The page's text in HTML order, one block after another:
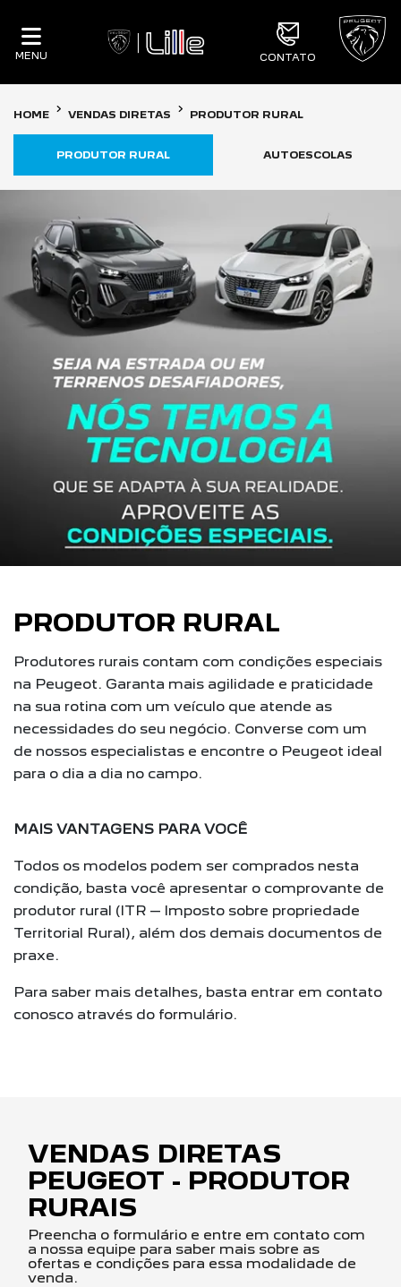
MENU CONTATO
HOME VENDAS DIRETAS PRODUTOR RURAL
AUTOESCOLAS
PRODUTOR RURAL
PRODUTOR RURAL
Produtores rurais contam com condições especiais
na Peugeot. Garanta mais agilidade e praticidade
na sua rotina com um veículo que atende as
necessidades do seu negócio. Converse com um
de nossos especialistas e encontre o Peugeot ideal
para o dia a dia no campo.
MAIS VANTAGENS PARA VOCÊ
Todos os modelos podem ser comprados nesta
condição, basta você apresentar o comprovante de
produtor rural (ITR – Imposto sobre propriedade
Territorial Rural), além dos demais documentos de
praxe.
Para saber mais detalhes, basta entrar em contato
conosco através do formulário.
VENDAS DIRETAS
PEUGEOT - PRODUTOR
RURAIS
Preencha o formulário e entre em contato com
a nossa equipe para saber mais sobre as
ofertas e condições para essa modalidade de
venda.